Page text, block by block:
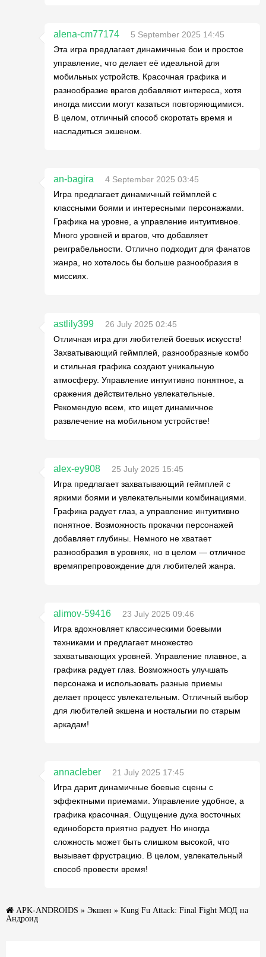
alena-cm77174
5 September 2025 14:45
Эта игра предлагает динамичные бои и простое
управление, что делает её идеальной для
мобильных устройств. Красочная графика и
разнообразие врагов добавляют интереса, хотя
иногда миссии могут казаться повторяющимися.
В целом, отличный способ скоротать время и
насладиться экшеном.
an-bagira
4 September 2025 03:45
Игра предлагает динамичный геймплей с
классными боями и интересными персонажами.
Графика на уровне, а управление интуитивное.
Много уровней и врагов, что добавляет
реиграбельности. Отлично подходит для фанатов
жанра, но хотелось бы больше разнообразия в
миссиях.
astlily399
26 July 2025 02:45
Отличная игра для любителей боевых искусств!
Захватывающий геймплей, разнообразные комбо
и стильная графика создают уникальную
атмосферу. Управление интуитивно понятное, а
сражения действительно увлекательные.
Рекомендую всем, кто ищет динамичное
развлечение на мобильном устройстве!
alex-ey908
25 July 2025 15:45
Игра предлагает захватывающий геймплей с
яркими боями и увлекательными комбинациями.
Графика радует глаз, а управление интуитивно
понятное. Возможность прокачки персонажей
добавляет глубины. Немного не хватает
разнообразия в уровнях, но в целом — отличное
времяпрепровождение для любителей жанра.
alimov-59416
23 July 2025 09:46
Игра вдохновляет классическими боевыми
техниками и предлагает множество
захватывающих уровней. Управление плавное, а
графика радует глаз. Возможность улучшать
персонажа и использовать разные приемы
делает процесс увлекательным. Отличный выбор
для любителей экшена и ностальгии по старым
аркадам!
annacleber
21 July 2025 17:45
Игра дарит динамичные боевые сцены с
эффектными приемами. Управление удобное, а
графика красочная. Ощущение духа восточных
единоборств приятно радует. Но иногда
сложность может быть слишком высокой, что
вызывает фрустрацию. В целом, увлекательный
способ провести время!
APK-ANDROIDS » Экшен » Kung Fu Attack: Final Fight МОД на
Андроид